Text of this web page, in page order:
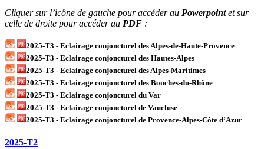
Cliquer sur l’icône de gauche pour accéder au Powerpointet sur
celle de droite pour accéder au PDF :
2025-T3 - Eclairage conjoncturel des Alpes-de-Haute-Provence
2025-T3 - Eclairage conjoncturel des Hautes-Alpes
2025-T3 - Eclairage conjoncturel des Alpes-Maritimes
2025-T3 - Eclairage conjoncturel des Bouches-du-Rhône
2025-T3 - Eclairage conjoncturel du Var
2025-T3 - Eclairage conjoncturel de Vaucluse
2025-T3 - Eclairage conjoncturel de Provence-Alpes-Côte d’Azur
2025-T2